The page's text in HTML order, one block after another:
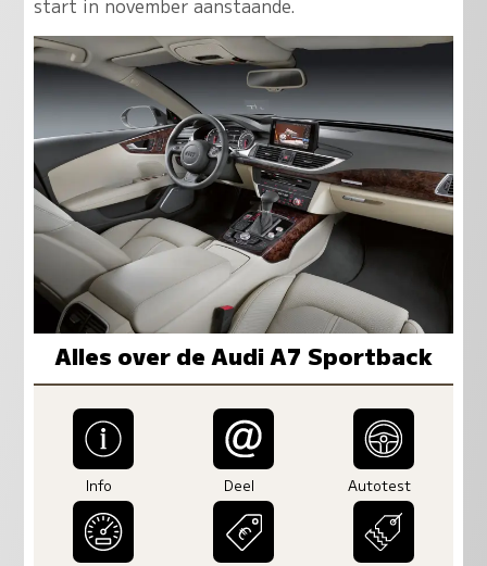
start in november aanstaande.
Alles over de Audi A7 Sportback
Info Deel Autotest